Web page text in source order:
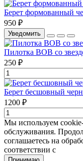
Берет формованный
950 ₽
Уведомить
Пилотка ВОВ со
250 ₽
Берет бесшовный
1200 ₽
Мы используем
обслуживания.
соглашаетесь на
соответствии с